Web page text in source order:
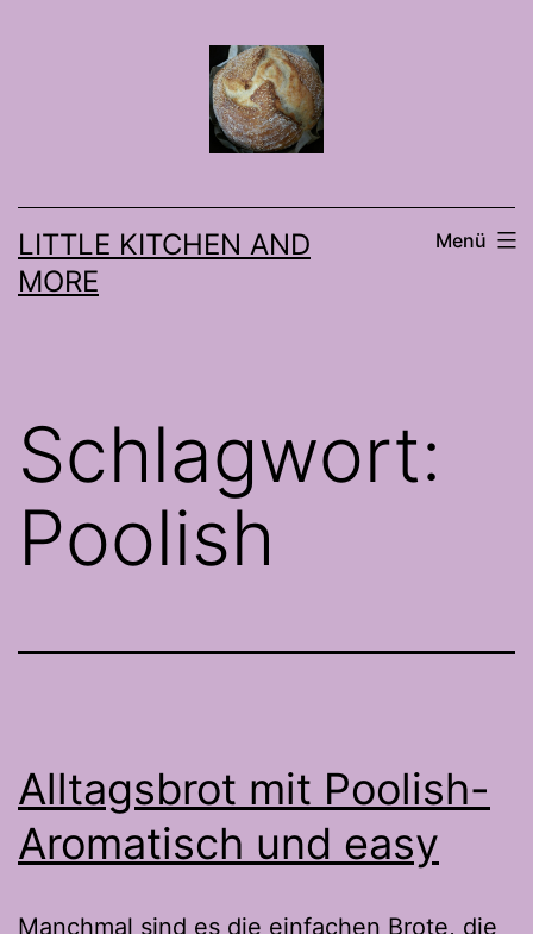
LITTLE KITCHEN AND
MORE
Menü
Schlagwort:
Poolish
Alltagsbrot mit Poolish-
Aromatisch und easy
Manchmal sind es die einfachen Brote, die